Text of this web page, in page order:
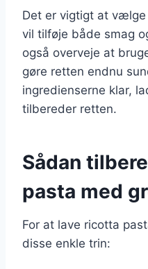
Det er vigtigt at
vil tilføje både smag
også overveje at
gøre retten endnu
ingredienserne klar,
tilbereder retten.
Sådan
pasta med
For at lave ricotta
disse enkle trin: